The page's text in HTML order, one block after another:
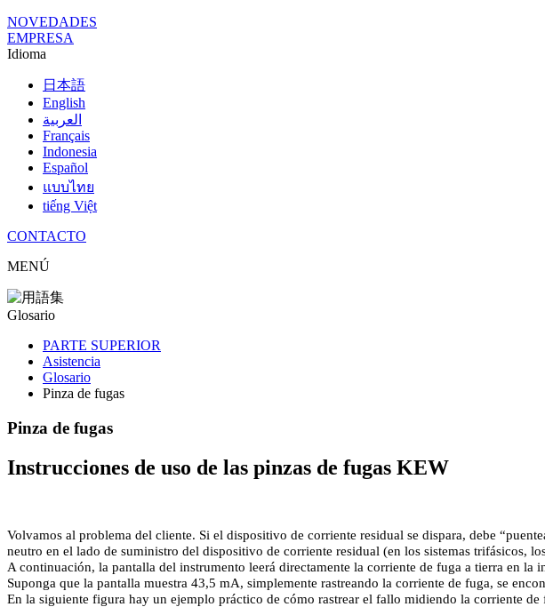
NOVEDADES
EMPRESA
Idioma
日本語
English
العربية
Français
Indonesia
Español
แบบไทย
tiếng Việt
CONTACTO
MENÚ
Glosario
PARTE SUPERIOR
Asistencia
Glosario
Pinza de fugas
Pinza de fugas
Instrucciones de uso de las pinzas de fugas KEW
Volvamos al problema del cliente. Si el dispositivo de corriente residual se dispara, debe
neutro en el lado de suministro del dispositivo de corriente residual (en los sistemas trifásicos,
A continuación, la pantalla del instrumento leerá directamente la corriente de fuga a tierra en la
Suponga que la pantalla muestra 43,5 mA, simplemente rastreando la corriente de fuga, se
En la siguiente figura hay un ejemplo práctico de cómo rastrear el fallo midiendo la corriente de